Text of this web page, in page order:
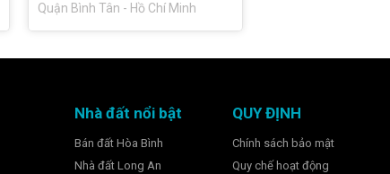
Quận Bình Tân - Hồ Chí Minh
Nhà đất nổi bật
Bán đất Hòa Bình
Nhà đất Long An
QUY ĐỊNH
Chính sách bảo mật
Quy chế hoạt động